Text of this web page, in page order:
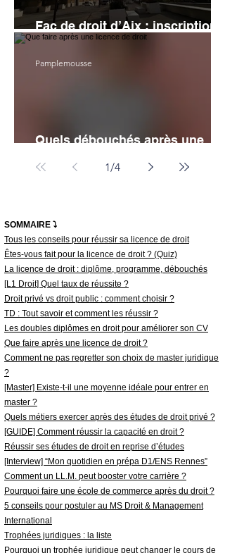
Fac de droit d’Aix : inscription,
programme, dates, avis
Quels débouchés après une
Pamplemousse
1/4
SOMMAIRE ⤵️
Tous les conseils pour réussir sa licence de droit
Êtes-vous fait pour la licence de droit ? (Quiz)
La licence de droit : diplôme, programme, débouchés
[L1 Droit] Quel taux de réussite ?
Droit privé vs droit public : comment choisir ?
TD : Tout savoir et comment les réussir ?
Les doubles diplômes en droit pour améliorer son CV
Que faire après une licence de droit ?
Comment ne pas regretter son choix de master juridique
?
[Master] Existe-t-il une moyenne idéale pour entrer en
master ?
Quels métiers exercer après des études de droit privé ?
[GUIDE] Comment réussir la capacité en droit ?
Réussir ses études de droit en reprise d’études
[Interview] “Mon quotidien en prépa D1/ENS Rennes”
Comment un LL.M. peut booster votre carrière ?
Pourquoi faire une école de commerce après du droit ?
5 conseils pour postuler au MS Droit & Management
International
Trophées juridiques : la liste
Pourquoi un trophée juridique peut changer le cours de